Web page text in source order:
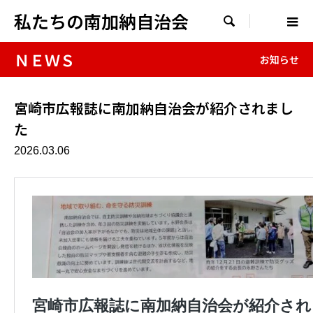
私たちの南加納自治会 
ＮＥＷＳ お知らせ
宮崎市広報誌に南加納自治会が紹介されまし
た
2026.03.06